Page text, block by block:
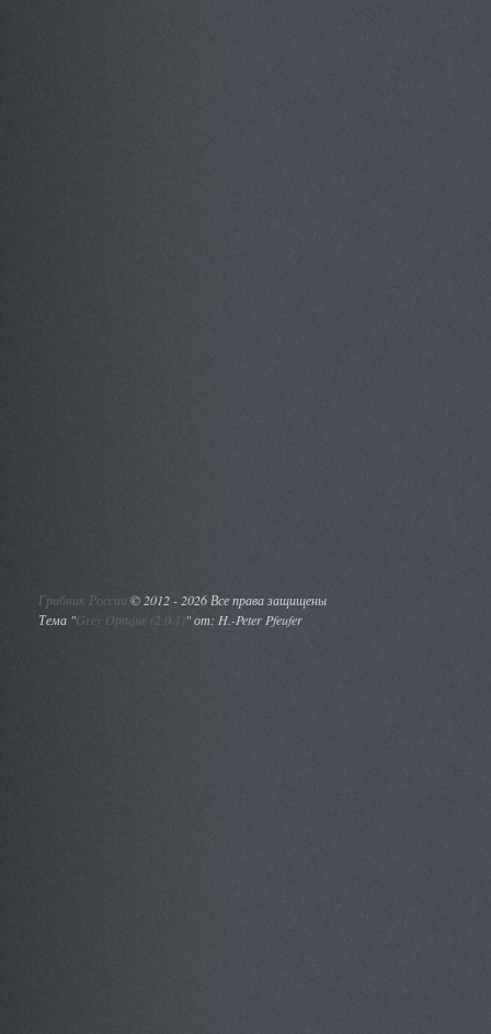
Грибник России ©2012 - 2026 Все права защищены
Тема "Grey Opaque (2.0.1)" от: H.-Peter Pfeufer